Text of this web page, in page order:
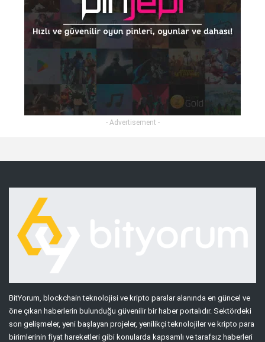
- Advertisement -
BitYorum, blockchain teknolojisi ve kripto paralar alanında en güncel ve
öne çıkan haberlerin bulunduğu güvenilir bir haber portalıdır. Sektördeki
son gelişmeler, yeni başlayan projeler, yenilikçi teknolojiler ve kripto para
birimlerinin fiyat hareketleri gibi konularda kapsamlı ve tarafsız haberleri